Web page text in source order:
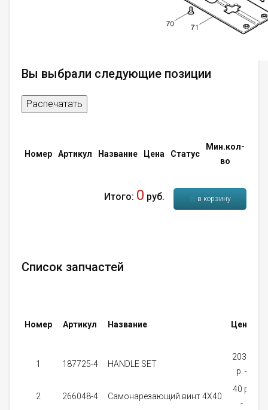
Вы выбрали следующие позиции
Распечатать
Номер Артикул Название Цена Статус
Мин.кол-
во
в корзину
Итого: 0 руб.
Список запчастей
Номер Артикул Название Цена
1 187725-4 HANDLE SET
2030
p. -
2 266048-4 Самонарезающий винт 4X40
40 p.
-